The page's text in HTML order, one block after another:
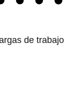
de trabajo